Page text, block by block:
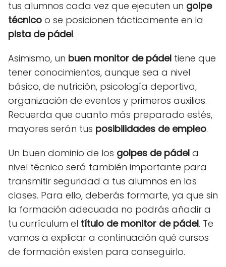
tus alumnos cada vez que ejecuten un golpe
técnico o se posicionen tácticamente en la
pista de pádel.
Asimismo, un buen monitor de pádel tiene que
tener conocimientos, aunque sea a nivel
básico, de nutrición, psicología deportiva,
organización de eventos y primeros auxilios.
Recuerda que cuanto más preparado estés,
mayores serán tus posibilidades de empleo.
Un buen dominio de los golpes de pádel a
nivel técnico será también importante para
transmitir seguridad a tus alumnos en las
clases. Para ello, deberás formarte, ya que sin
la formación adecuada no podrás añadir a
tu currículum el título de monitor de pádel. Te
vamos a explicar a continuación qué cursos
de formación existen para conseguirlo.